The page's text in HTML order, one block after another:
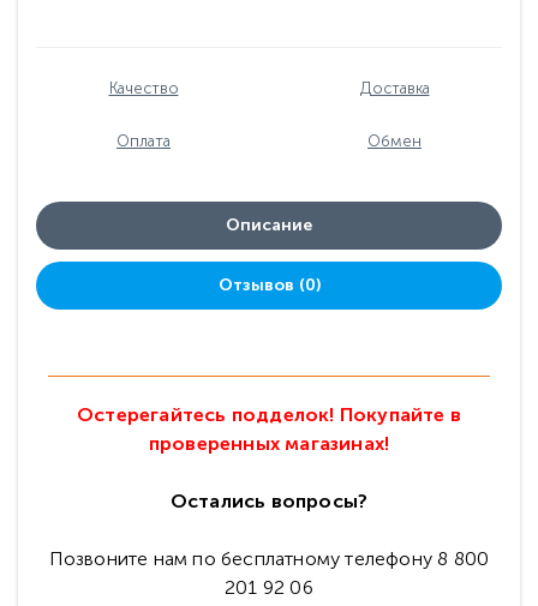
Качество Доставка
Оплата Обмен
Описание
Отзывов (0)
Остерегайтесь подделок! Покупайте в
проверенных магазинах!
Остались вопросы?
Позвоните нам по бесплатному телефону 8 800
201 92 06